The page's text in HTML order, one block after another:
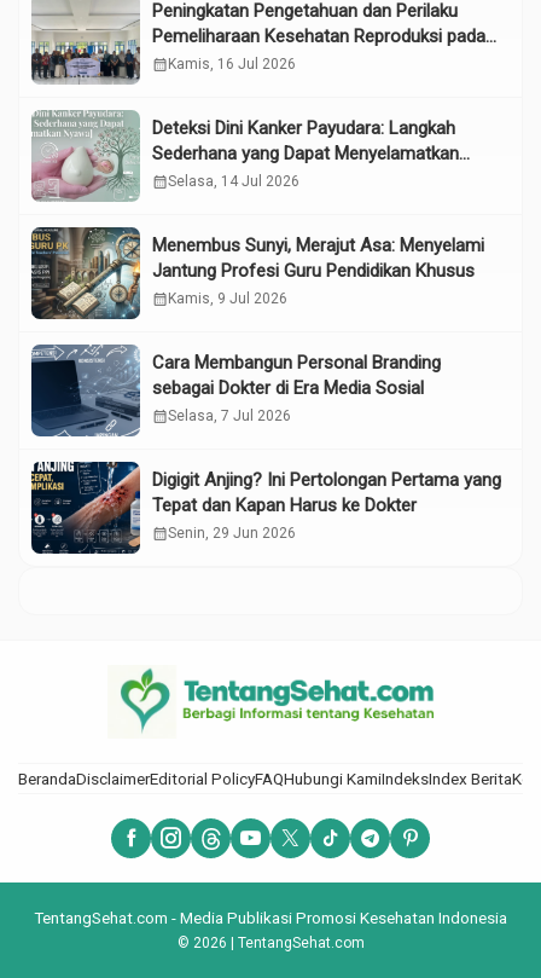
Peningkatan Pengetahuan dan Perilaku
Pemeliharaan Kesehatan Reproduksi pada
Lansia melalui Edukasi dan Konseling di
calendar_month Kamis, 16 Jul 2026
Deteksi Dini Kanker Payudara: Langkah
Sederhana yang Dapat Menyelamatkan
Nyawa
calendar_monthSelasa, 14 Jul 2026
Menembus Sunyi, Merajut Asa: Menyelami
Jantung Profesi Guru Pendidikan Khusus
calendar_month Kamis, 9 Jul 2026
Cara Membangun Personal Branding
sebagai Dokter di Era Media Sosial
calendar_monthSelasa, 7 Jul 2026
Digigit Anjing? Ini Pertolongan Pertama yang
Tepat dan Kapan Harus ke Dokter
calendar_monthSenin, 29 Jun 2026
BerandaDisclaimerEditorial PolicyFAQHubungi KamiIndeksIndex Berita
TentangSehat.com - Media Publikasi Promosi Kesehatan Indonesia
© 2026 | TentangSehat.com